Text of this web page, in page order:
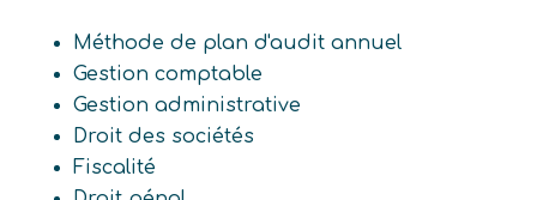
Méthode de plan d'audit annuel
Gestion comptable
Gestion administrative
Droit des sociétés
Fiscalité